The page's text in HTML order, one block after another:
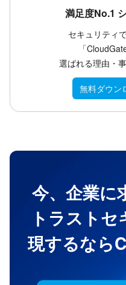
満足度No.1
セキュリティ
「
選ばれる理由・
無料ダウン
今、企業に
トラスト
現するなら